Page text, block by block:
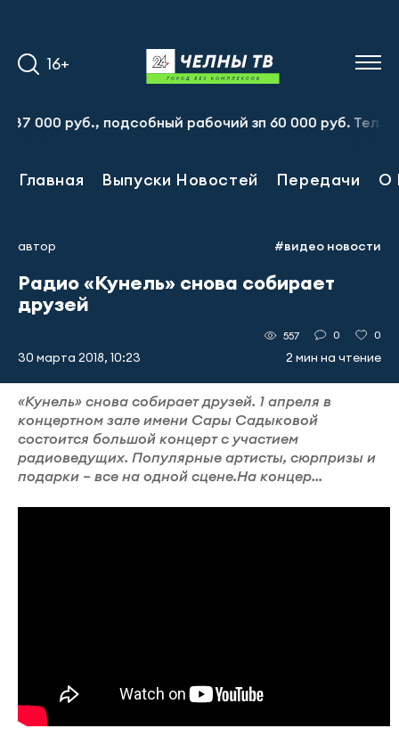
16+
руб., подсобный рабочий зп 60 000 руб. Тел.:8-917-
Главная Выпуски Новостей Передачи О
автор #видео новости
Радио «Кунель» снова собирает
друзей
30 марта 2018, 10:23
557 0 0
2 мин на чтение
«Кунель» снова собирает друзей. 1 апреля в
концертном зале имени Сары Садыковой
состоится большой концерт с участием
радиоведущих. Популярные артисты, сюрпризы и
подарки – все на одной сцене.На концер...